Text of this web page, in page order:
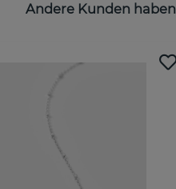
Andere Kunden